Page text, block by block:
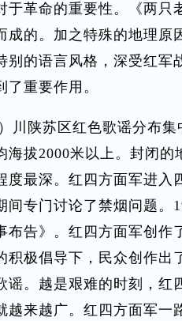
于革命的重要性。《两只
成的。加之特殊的地理原
别的语言风格，深受红军
了重要作用。
陕苏区红色歌谣分布集
海拔2000米以上。封闭
度最深。红四方面军进入
间专门讨论了禁烟问题。
布告》。红四方面军创作
积极倡导下，民众创作出
谣。越是艰难的时刻，红
越来越广。红四方面军一